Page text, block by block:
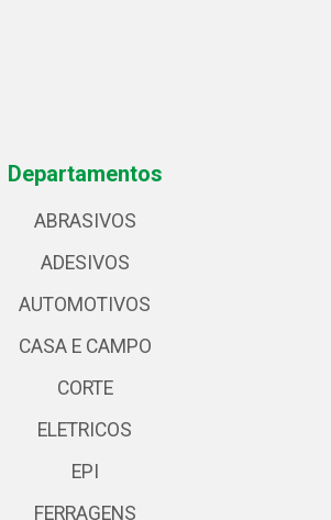
Departamentos
ABRASIVOS
ADESIVOS
AUTOMOTIVOS
CASA E CAMPO
CORTE
ELETRICOS
EPI
FERRAGENS